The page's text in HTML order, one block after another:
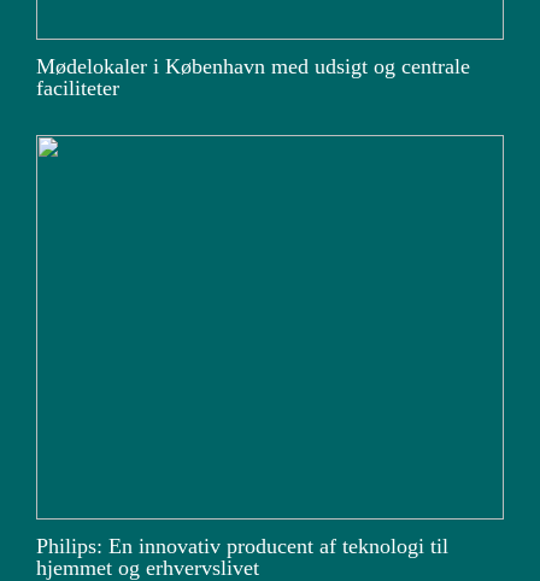
Mødelokaler i København med udsigt og centrale
faciliteter
Philips: En innovativ producent af teknologi til
hjemmet og erhvervslivet